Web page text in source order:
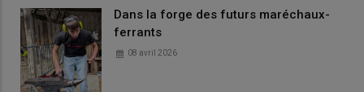
Dans la forge des futurs maréchaux-
ferrants
08 avril 2026